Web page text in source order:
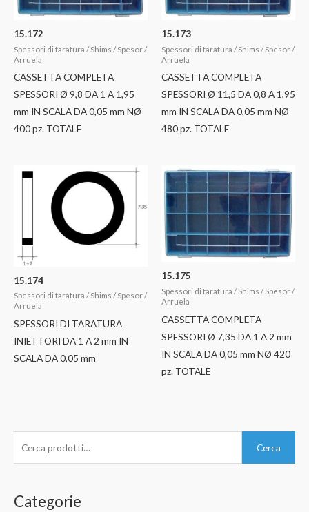
15.172
Spessori di taratura / Shims / Spesor /
Arruela
CASSETTA COMPLETA
SPESSORI Ø 9,8 DA 1 A 1,95
mm IN SCALA DA 0,05 mm NØ
400 pz. TOTALE
15.173
Spessori di taratura / Shims / Spesor /
Arruela
CASSETTA COMPLETA
SPESSORI Ø 11,5 DA 0,8 A 1,95
mm IN SCALA DA 0,05 mm NØ
480 pz. TOTALE
15.174
Spessori di taratura / Shims / Spesor /
Arruela
SPESSORI DI TARATURA
INIETTORI DA 1 A 2 mm IN
SCALA DA 0,05 mm
15.175
Spessori di taratura / Shims / Spesor /
Arruela
CASSETTA COMPLETA
SPESSORI Ø 7,35 DA 1 A 2 mm
IN SCALA DA 0,05 mm NØ 420
pz. TOTALE
c
Cerca
Categorie